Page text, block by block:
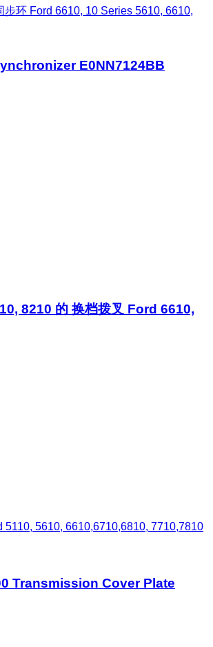
步环 Ford 6610, 10 Series 5610, 6610,
E0NN7124BB
8210 的 换档拨叉 Ford 6610,
5110, 5610, 6610,6710,6810, 7710,7810
Transmission Cover Plate